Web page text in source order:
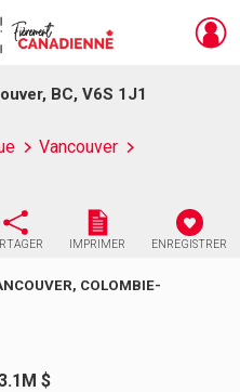
BC, V6S 1J1
Vancouver
IMPRIMER ENREGISTRER
COLOMBIE-
$